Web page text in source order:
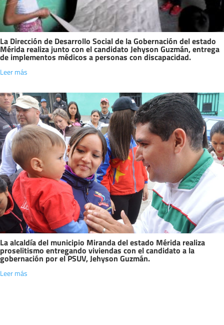
La Dirección de Desarrollo Social de la Gobernación del estado
Mérida realiza junto con el candidato Jehyson Guzmán, entrega
de implementos médicos a personas con discapacidad.
Leer más
La alcaldía del municipio Miranda del estado Mérida realiza
proselitismo entregando viviendas con el candidato a la
gobernación por el PSUV, Jehyson Guzmán.
Leer más